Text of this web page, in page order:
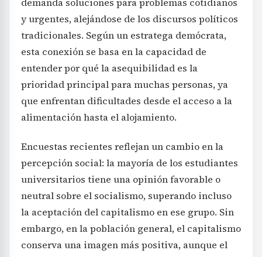
y urgentes, alejándose de los discursos políticos
tradicionales. Según un estratega demócrata,
esta conexión se basa en la capacidad de
entender por qué la asequibilidad es la
prioridad principal para muchas personas, ya
que enfrentan dificultades desde el acceso a la
alimentación hasta el alojamiento.
Encuestas recientes reflejan un cambio en la
percepción social: la mayoría de los estudiantes
universitarios tiene una opinión favorable o
neutral sobre el socialismo, superando incluso
la aceptación del capitalismo en ese grupo. Sin
embargo, en la población general, el capitalismo
conserva una imagen más positiva, aunque el